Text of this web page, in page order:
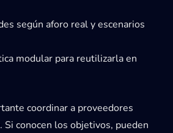
según aforo real y escenarios
modular para reutilizarla en
coordinar a proveedores
Si conocen los objetivos, pueden